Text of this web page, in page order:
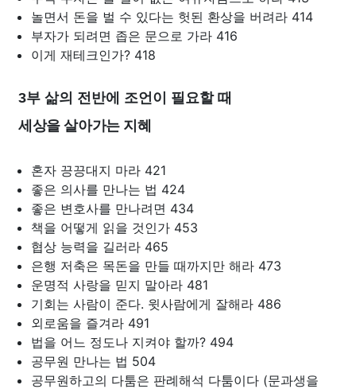
놀면서 돈을 벌 수 있다는 헛된 환상을 버려라 414
부자가 되려면 좁은 문으로 가라 416
이게 재테크인가? 418
3부 삶의 전반에 조언이 필요할 때
세상을 살아가는 지혜
혼자 끙끙대지 마라 421
좋은 의사를 만나는 법 424
좋은 변호사를 만나려면 434
책을 어떻게 읽을 것인가 453
협상 능력을 길러라 465
은행 저축은 목돈을 만들 때까지만 해라 473
운명적 사랑을 믿지 말아라 481
기회는 사람이 준다. 윗사람에게 잘해라 486
외로움을 즐겨라 491
법을 어느 정도나 지켜야 할까? 494
공무원 만나는 법 504
공무원하고의 다툼은 판례해석 다툼이다 (문과생을